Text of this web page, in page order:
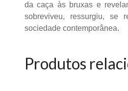
da caça às bruxas e
sobreviveu, ressurgiu, se
sociedade contemporânea.
Produtos